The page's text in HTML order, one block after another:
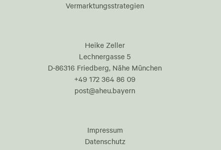
Vermarktungsstrategien
Heike Zeller
Lechnergasse 5
D-86316 Friedberg, Nähe München
+49 172 364 86 09
post@aheu.bayern
Impressum
Datenschutz